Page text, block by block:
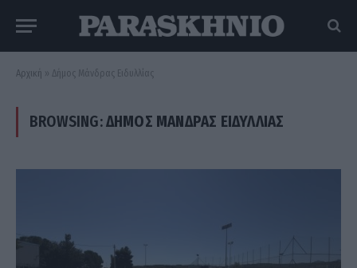
Αρχική » Δήμος Μάνδρας Ειδυλλίας
BROWSING:ΔΉΜΟΣ ΜΆΝΔΡΑΣ ΕΙΔΥΛΛΊΑΣ